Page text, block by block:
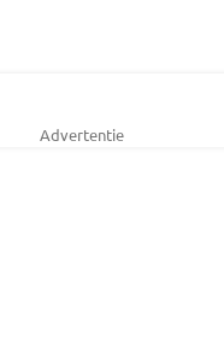
Advertentie